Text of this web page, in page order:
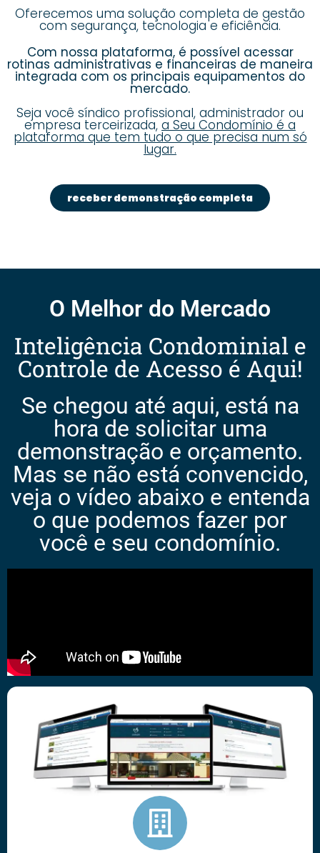
Oferecemos uma solução completa de gestão
com segurança, tecnologia e eficiência.
Com nossa plataforma, é possível acessar
rotinas administrativas e financeiras de maneira
integrada com os principais equipamentos do
mercado.
Seja você síndico profissional, administrador ou
empresa terceirizada, a Seu Condomínio é a
plataforma que tem tudo o que precisa num só
lugar.
receber demonstração completa
O Melhor do Mercado
Inteligência Condominial e
Controle de Acesso é Aqui!
Se chegou até aqui, está na
hora de solicitar uma
demonstração e orçamento.
Mas se não está convencido,
veja o vídeo abaixo e entenda
o que podemos fazer por
você e seu condomínio.